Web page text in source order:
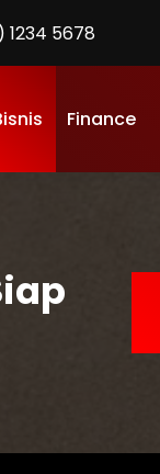
1234 5678
Finance